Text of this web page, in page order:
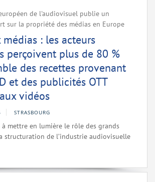
de l'audiovisuel publie un
sur la propriété des médias en Europe
: les acteurs
perçoivent plus de 80 %
des recettes provenant
et des publicités OTT
vidéos
STRASBOURG
mettre en lumière le rôle des grands
structuration de l’industrie audiovisuelle